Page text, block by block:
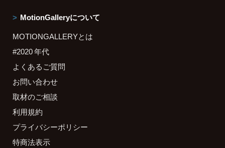
MotionGalleryについて
MOTIONGALLERYとは
#2020 年代
よくあるご質問
お問い合わせ
取材のご相談
利用規約
プライバシーポリシー
特商法表示